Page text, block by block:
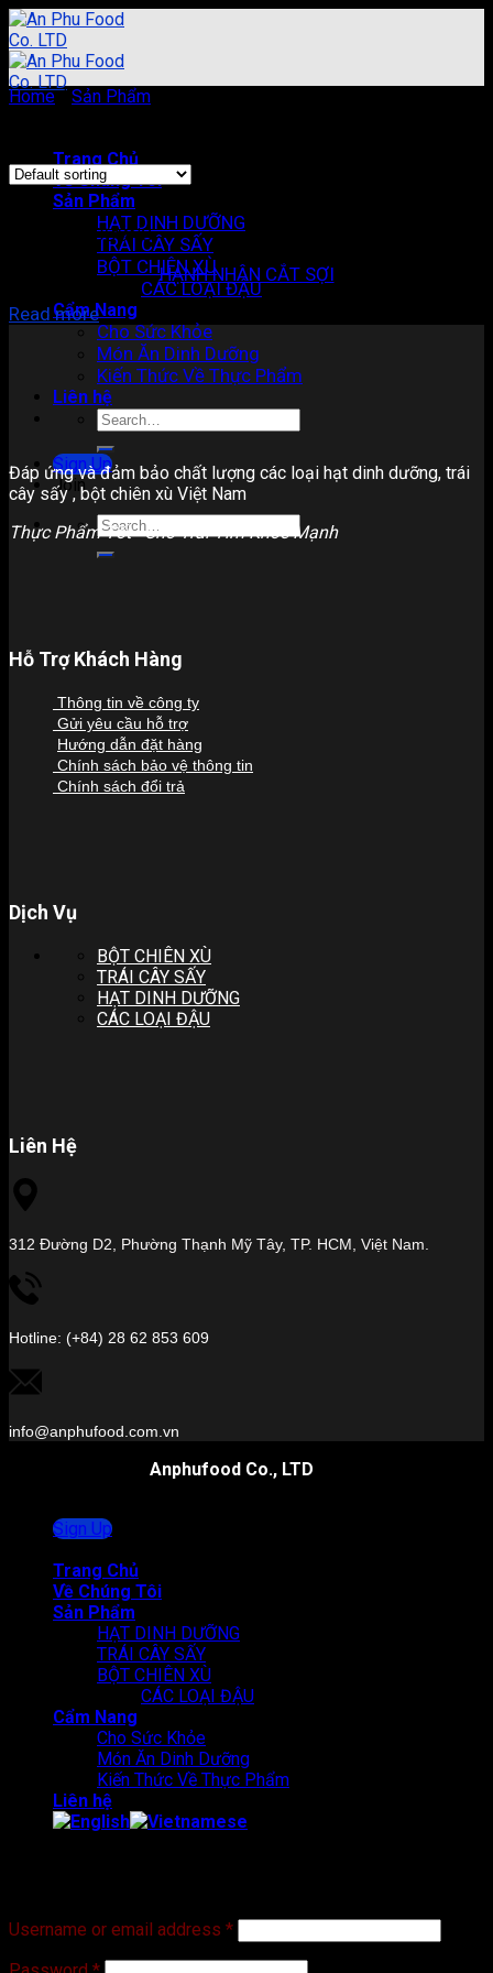
Skip
to
content
Trang Chủ
Về Chúng Tôi
Sản Phẩm
HẠT DINH DƯỠNG
TRÁI CÂY SẤY
BỘT CHIÊN XÙ
CÁC LOẠI ĐẬU
Cẩm Nang
Cho Sức Khỏe
Món Ăn Dinh Dưỡng
Kiến Thức Về Thực Phẩm
Liên hệ
Search
Sign Up
Join
Search
for:
Home / Sản Phẩm
HẠT DINH DƯỠNG
HẠNH NHÂN CẮT SỢI
Read more
Đáp ứng và đảm bảo chất lượng các loại hạt dinh dưỡng, trái
cây sấy , bột chiên xù Việt Nam
Thực Phẩm Tốt - Cho Trái Tim Khỏe Mạnh
Hỗ Trợ Khách Hàng
Thông tin về công ty
Gửi yêu cầu hỗ trợ
Hướng dẫn đặt hàng
Chính sách bảo vệ thông tin
Chính sách đổi trả
Dịch Vụ
BỘT CHIÊN XÙ
TRÁI CÂY SẤY
HẠT DINH DƯỠNG
CÁC LOẠI ĐẬU
Liên Hệ
312 Đường D2, Phường Thạnh Mỹ Tây, TP. HCM, Việt Nam.
Hotline: (+84) 28 62 853 609
info@anphufood.com.vn
Anphufood Co., LTD
Sign Up
Trang Chủ
Về Chúng Tôi
Sản Phẩm
HẠT DINH DƯỠNG
TRÁI CÂY SẤY
BỘT CHIÊN XÙ
CÁC LOẠI ĐẬU
Cẩm Nang
Cho Sức Khỏe
Món Ăn Dinh Dưỡng
Kiến Thức Về Thực Phẩm
Liên hệ
Username or email address *